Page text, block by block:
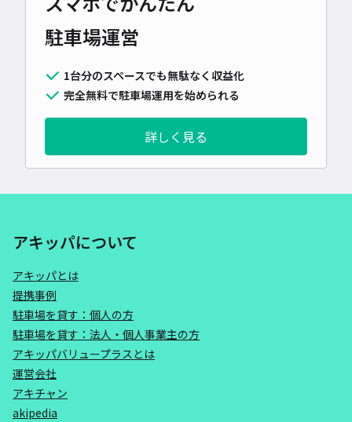
駐車場運営
1台分のスペースでも無駄なく収益化
完全無料で駐車場運用を始められる
詳しく見る
アキッパについて
アキッパとは
提携事例
駐車場を貸す：個人の方
駐車場を貸す：法人・個人事業主の方
アキッパバリュープラスとは
運営会社
アキチャン
akipedia